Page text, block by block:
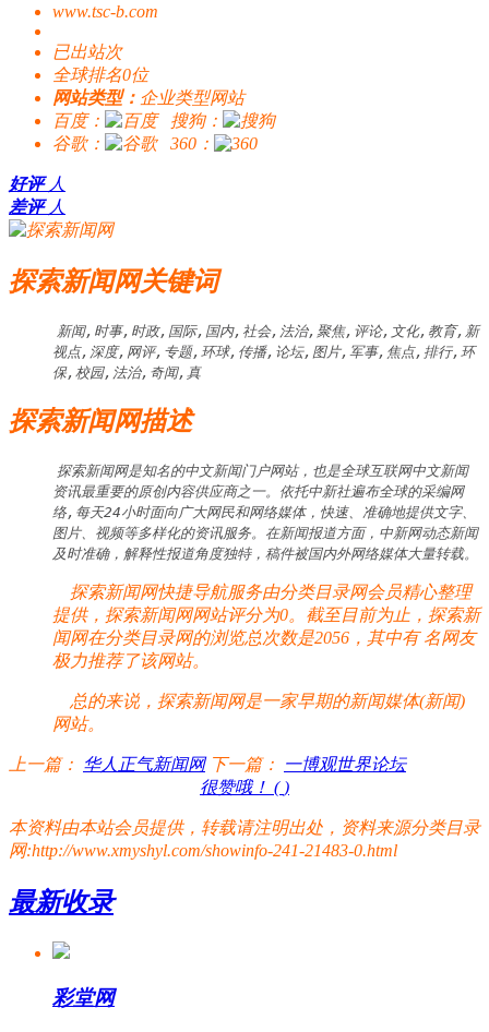
www.tsc-b.com
已出站次
全球排名0位
网站类型： 企业类型网站
百度：
搜狗：
谷歌：
360：
好评 人
差评 人
探索新闻网关键词
新闻,时事,时政,国际,国内,社会,法治,聚焦,评论,文化,教育,新
视点,深度,网评,专题,环球,传播,论坛,图片,军事,焦点,排行,环
保,校园,法治,奇闻,真
探索新闻网描述
探索新闻网是知名的中文新闻门户网站，也是全球互联网中文新闻
资讯最重要的原创内容供应商之一。依托中新社遍布全球的采编网
络,每天24小时面向广大网民和网络媒体，快速、准确地提供文字、
图片、视频等多样化的资讯服务。在新闻报道方面，中新网动态新闻
及时准确，解释性报道角度独特，稿件被国内外网络媒体大量转载。
探索新闻网快捷导航服务由分类目录网会员精心整理
提供，探索新闻网网站评分为0。截至目前为止，探索新
闻网在分类目录网的浏览总次数是2056，其中有名网友
极力推荐了该网站。
总的来说，探索新闻网是一家早期的新闻媒体(新闻)
网站。
上一篇： 华人正气新闻网 下一篇：
一博观世界论坛
很赞哦！ ( )
本资料由本站会员提供，转载请注明出处，资料来源分类目录
网:http://www.xmyshyl.com/showinfo-241-21483-0.html
最新收录
彩堂网